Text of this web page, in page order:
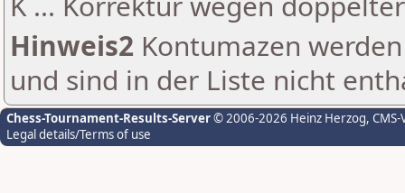
Hinweis2 Kontumazen
und sind in der Liste nicht
Chess-Tournament-Results-Server© 2006-2026 Heinz Herzog,
Legal details/Terms of use